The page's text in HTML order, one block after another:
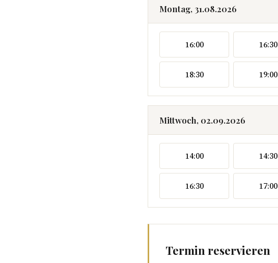
Montag, 31.08.2026
16:00 16:30
18:30 19:00
Mittwoch, 02.09.2026
14:00 14:30
16:30 17:00
Termin reservieren